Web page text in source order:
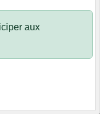
aux